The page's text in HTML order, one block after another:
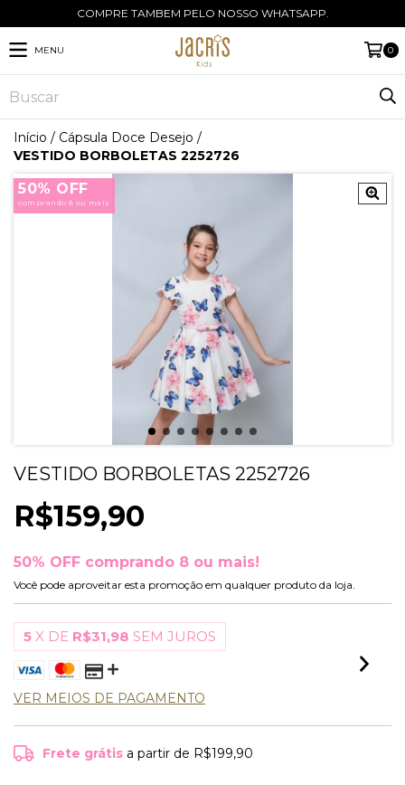
COMPRE TAMBEM PELO NOSSO WHATSAPP.
MENU 0
Início / Cápsula Doce Desejo /
VESTIDO BORBOLETAS 2252726
50% OFF
comprando 8 ou mais
VESTIDO BORBOLETAS 2252726
R$159,90
50% OFF comprando 8 ou mais!
Você pode aproveitar esta promoção em qualquer produto da loja.
5 X DE R$31,98 SEM JUROS
VER MEIOS DE PAGAMENTO
Frete grátis a partir de R$199,90